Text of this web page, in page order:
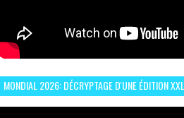
MONDIAL 2026: DÉCRYPTAGE D'UNE ÉDITION XXL